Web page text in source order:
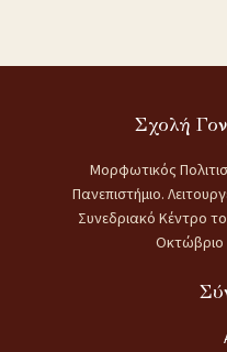
Σχολή
Μορφωτικός
Πανεπιστήμιο.
Συνεδριακό Κέντρο
Οκτώβριο